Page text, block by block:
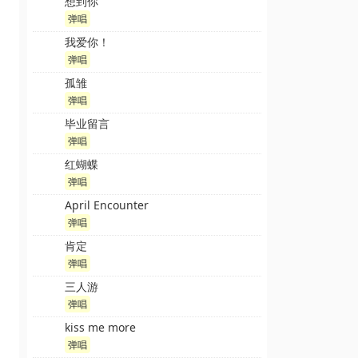
弹唱
我爱你！
弹唱
孤雏
弹唱
毕业留言
弹唱
红蝴蝶
弹唱
April Encounter
弹唱
肯定
弹唱
三人游
弹唱
kiss me more
弹唱